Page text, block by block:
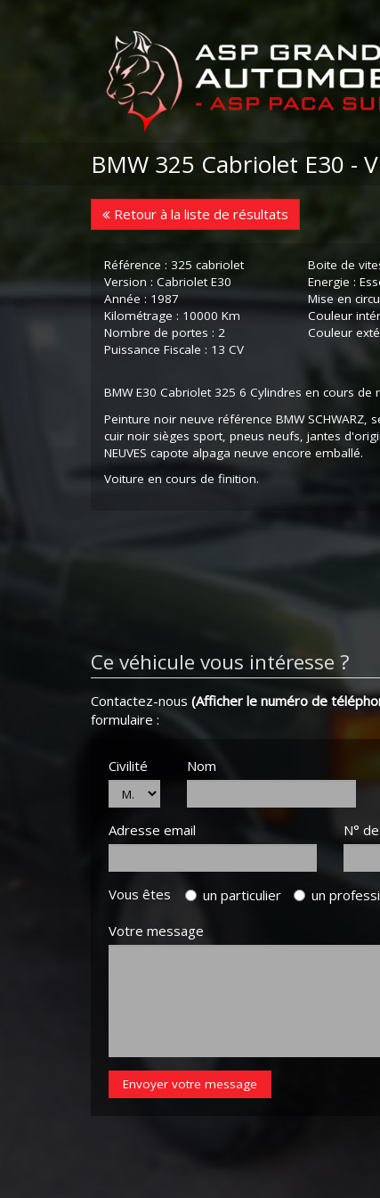
BMW 325 Cabriolet E30 -
Retour à la liste de résultats
Référence : 325 cabriolet
Version : Cabriolet E30
Année : 1987
Kilométrage : 10000 Km
Nombre de portes : 2
Puissance Fiscale : 13 CV
Boite de
Energie :
Mise en
Couleur
Couleur
BMW E30 Cabriolet 325 6 Cylindres en cours de
Peinture noir neuve référence BMW SCHWARZ,
cuir noir sièges sport, pneus neufs, jantes
NEUVES capote alpaga neuve encore emballé.
Voiture en cours de finition.
Ce véhicule vous intéresse ?
Contactez-nous (Afficher le numéro de
formulaire :
Civilité Nom
Adresse email N°
Vous êtes un particulier
un
Votre message
Envoyer votre message